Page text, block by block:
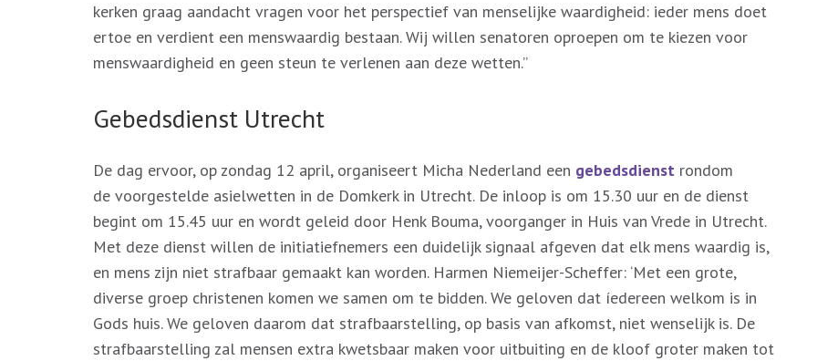
kerken graag aandacht vragen voor het perspectief van menselijke waardigheid: ieder mens doet
ertoe en verdient een menswaardig bestaan. Wij willen senatoren oproepen om te kiezen voor
menswaardigheid en geen steun te verlenen aan deze wetten.”
Gebedsdienst Utrecht
De dag ervoor, op zondag 12 april, organiseert Micha Nederland een gebedsdienst rondom
de voorgestelde asielwetten in de Domkerk in Utrecht. De inloop is om 15.30 uur en de dienst
begint om 15.45 uur en wordt geleid door Henk Bouma, voorganger in Huis van Vrede in Utrecht.
Met deze dienst willen de initiatiefnemers een duidelijk signaal afgeven dat elk mens waardig is,
en mens zijn niet strafbaar gemaakt kan worden. Harmen Niemeijer-Scheffer: ‘Met een grote,
diverse groep christenen komen we samen om te bidden. We geloven dat íedereen welkom is in
Gods huis. We geloven daarom dat strafbaarstelling, op basis van afkomst, niet wenselijk is. De
strafbaarstelling zal mensen extra kwetsbaar maken voor uitbuiting en de kloof groter maken tot